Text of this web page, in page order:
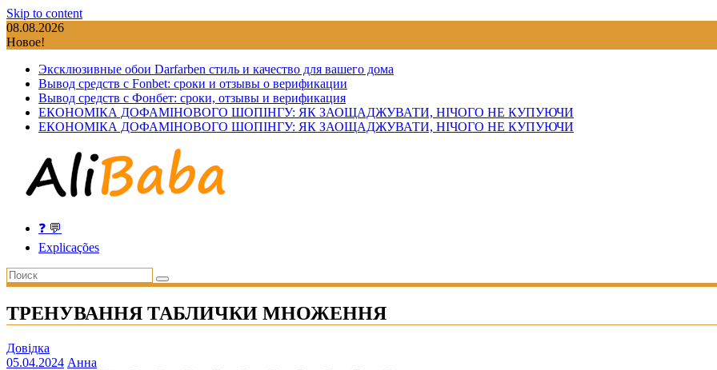
Skip to content
08.08.2026
Новое!
Эксклюзивные обои Darfarben стиль и качество для вашего дома
Вывод средств с Fonbet: сроки и отзывы о верификации
Вывод средств с Фонбет: сроки, отзывы и верификация
ЕКОНОМІКА ДОФАМІНОВОГО ШОПІНГУ: ЯК ЗАОЩАДЖУВАТИ, НІЧОГО НЕ КУПУЮЧИ
ЕКОНОМІКА ДОФАМІНОВОГО ШОПІНГУ: ЯК ЗАОЩАДЖУВАТИ, НІЧОГО НЕ КУПУЮЧИ
❓ 💬
Explicações
ТРЕНУВАННЯ ТАБЛИЧКИ МНОЖЕННЯ
Довідка
05.04.2024 Анна